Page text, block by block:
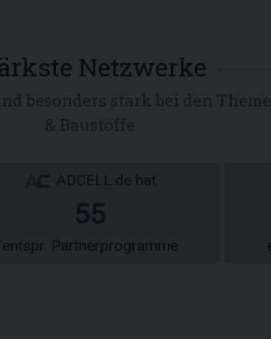
Netzwerke
ADCELL.de hat
55
entspr. Partnerprogramme